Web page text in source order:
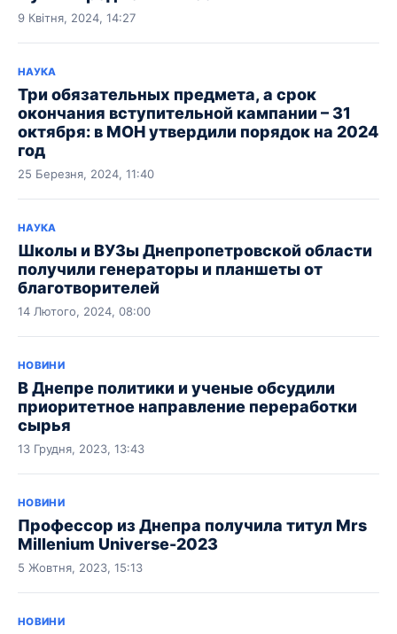
9 Квітня, 2024, 14:27
НАУКА
Три обязательных предмета, а срок
окончания вступительной кампании – 31
октября: в МОН утвердили порядок на 2024
год
25 Березня, 2024, 11:40
НАУКА
Школы и ВУЗы Днепропетровской области
получили генераторы и планшеты от
благотворителей
14 Лютого, 2024, 08:00
НОВИНИ
В Днепре политики и ученые обсудили
приоритетное направление переработки
сырья
13 Грудня, 2023, 13:43
НОВИНИ
Профессор из Днепра получила титул Mrs
Millenium Universe-2023
5 Жовтня, 2023, 15:13
НОВИНИ